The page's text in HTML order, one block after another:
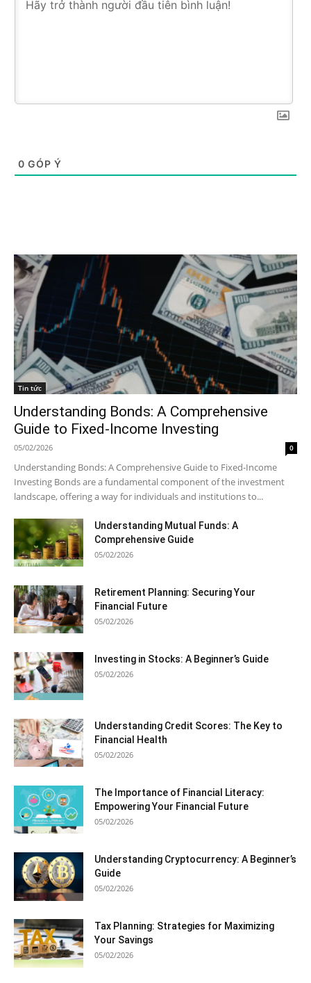
0 GÓP Ý
Tin tức
Understanding Bonds: A Comprehensive
Guide to Fixed-Income Investing
05/02/2026 0
Understanding Bonds: A Comprehensive Guide to Fixed-Income
Investing Bonds are a fundamental component of the investment
landscape, offering a way for individuals and institutions to...
Understanding Mutual Funds: A
Comprehensive Guide
05/02/2026
Retirement Planning: Securing Your
Financial Future
05/02/2026
Investing in Stocks: A Beginner’s Guide
05/02/2026
Understanding Credit Scores: The Key to
Financial Health
05/02/2026
The Importance of Financial Literacy:
Empowering Your Financial Future
05/02/2026
Understanding Cryptocurrency: A Beginner’s
Guide
05/02/2026
Tax Planning: Strategies for Maximizing
Your Savings
05/02/2026